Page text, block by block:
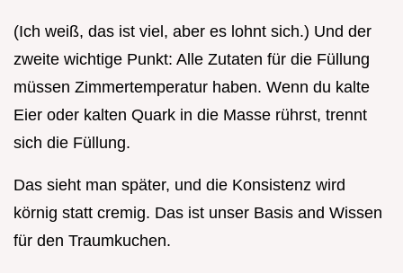
(Ich weiß, das ist viel, aber es lohnt sich.) Und der
zweite wichtige Punkt: Alle Zutaten für die Füllung
müssen Zimmertemperatur haben. Wenn du kalte
Eier oder kalten Quark in die Masse rührst, trennt
sich die Füllung.
Das sieht man später, und die Konsistenz wird
körnig statt cremig. Das ist unser Basis and Wissen
für den Traumkuchen.